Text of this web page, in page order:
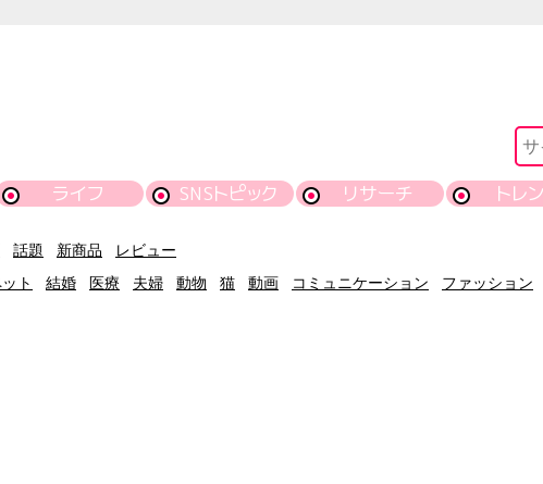
ライフ SNSトピック リサーチ トレ
話題 新商品
レビュー
ト 結婚 医療 夫婦 動物 猫 動画 コミュニケーション ファッション